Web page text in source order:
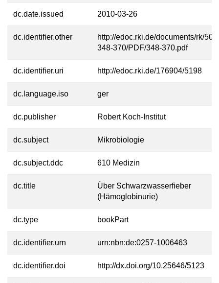
dc.date.issued 2010-03-26
dc.identifier.other
http://edoc.rki.de/documents/rk/
348-370/PDF/348-370.pdf
dc.identifier.uri http://edoc.rki.de/176904/5198
dc.language.iso ger
dc.publisher Robert Koch-Institut
dc.subject Mikrobiologie
dc.subject.ddc 610 Medizin
dc.title
Über Schwarzwasserfieber
(Hämoglobinurie)
dc.type bookPart
dc.identifier.urn urn:nbn:de:0257-1006463
dc.identifier.doi http://dx.doi.org/10.25646/5123